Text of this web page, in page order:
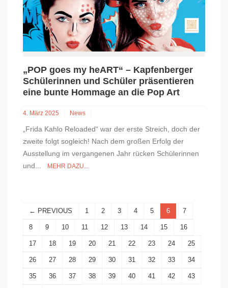
„POP goes my heART“ – Kapfenberger
Schülerinnen und Schüler präsentieren
eine bunte Hommage an die Pop Art
4. März 2025 News
„Frida Kahlo Reloaded“ war der erste Streich, doch der
zweite folgt sogleich! Nach dem großen Erfolg der
Ausstellung im vergangenen Jahr rücken Schülerinnen
und...
MEHR DAZU...
← PREVIOUS 1 2 3 4 5 6 7
8 9 10 11 12 13 14 15 16
17 18 19 20 21 22 23 24 25
26 27 28 29 30 31 32 33 34
35 36 37 38 39 40 41 42 43